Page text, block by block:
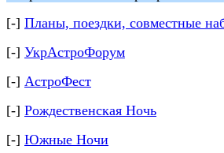
[-] Планы, поездки, совместные
[-] УкрАстроФорум
[-] АстроФест
[-] Рождественская Ночь
[-] Южные Ночи